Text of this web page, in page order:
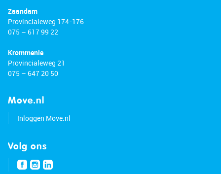
Zaandam
Provincialeweg 174-176
075 – 617 99 22
Krommenie
Provincialeweg 21
075 – 647 20 50
Move.nl
Inloggen Move.nl
Volg ons